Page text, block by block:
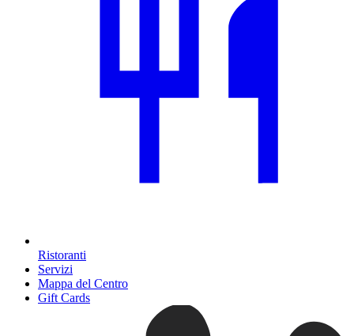
Ristoranti
Servizi
Mappa del Centro
Gift Cards